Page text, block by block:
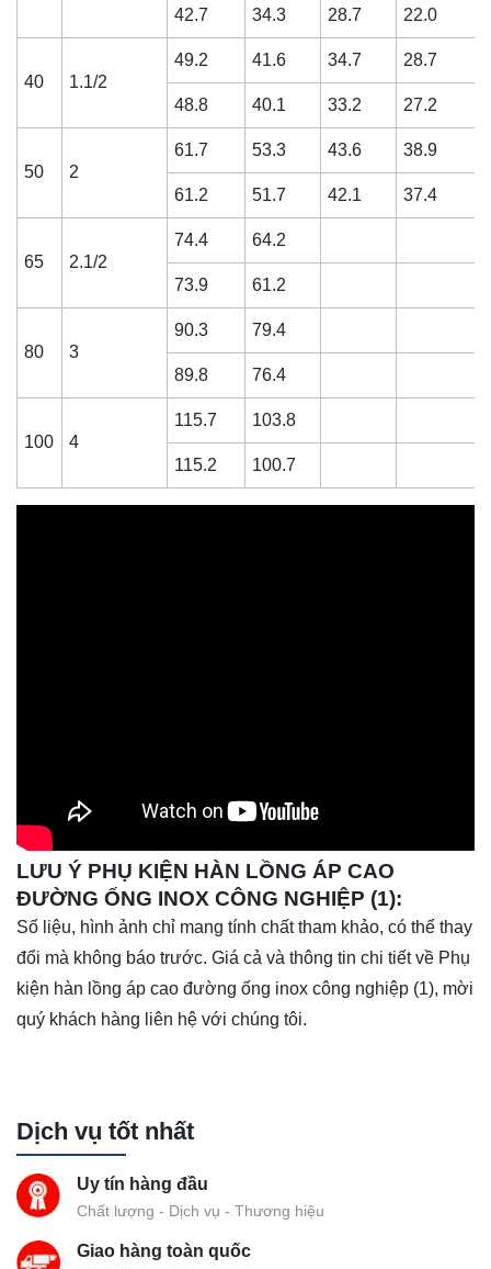
42.7
34.3 28.7 22.0
40 1.1/2
49.2 41.6 34.7 28.7
48.8 40.1 33.2 27.2
50 2
61.7 53.3 43.6 38.9
61.2 51.7 42.1 37.4
65 2.1/2
74.4 64.2
73.9 61.2
80 3
90.3 79.4
89.8 76.4
100 4
115.7 103.8
115.2 100.7
LƯU Ý PHỤ KIỆN HÀN LỒNG ÁP CAO
ĐƯỜNG ỐNG INOX CÔNG NGHIỆP (1):
Số liệu, hình ảnh chỉ mang tính chất tham khảo, có thể thay
đổi mà không báo trước. Giá cả và thông tin chi tiết về Phụ
kiện hàn lồng áp cao đường ống inox công nghiệp (1), mời
quý khách hàng liên hệ với chúng tôi.
Dịch vụ tốt nhất
Uy tín hàng đầu
Chất lượng - Dịch vụ - Thương hiệu
Giao hàng toàn quốc